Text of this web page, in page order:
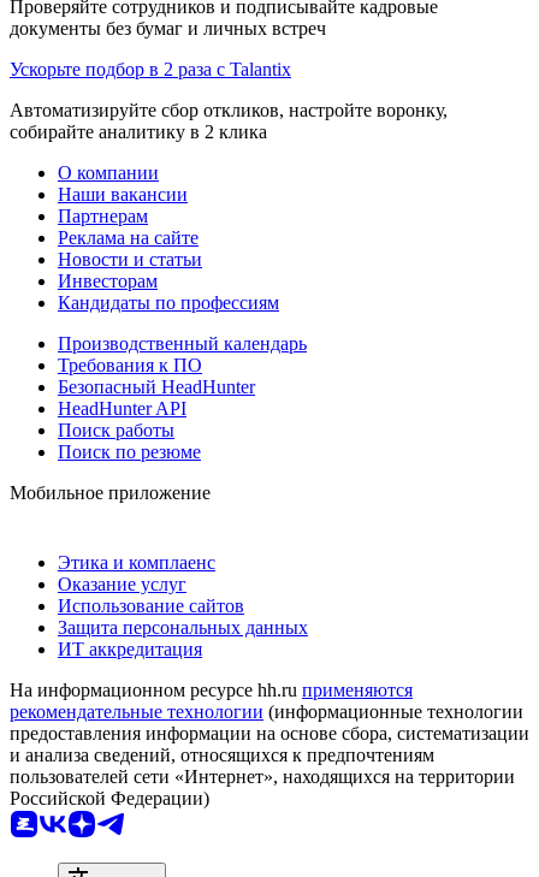
Проверяйте сотрудников и подписывайте кадровые
документы без бумаг и личных встреч
Ускорьте подбор в 2 раза с Talantix
Автоматизируйте сбор откликов, настройте воронку,
собирайте аналитику в 2 клика
О компании
Наши вакансии
Партнерам
Реклама на сайте
Новости и статьи
Инвесторам
Кандидаты по профессиям
Производственный календарь
Требования к ПО
Безопасный HeadHunter
HeadHunter API
Поиск работы
Поиск по резюме
Мобильное приложение
Этика и комплаенс
Оказание услуг
Использование сайтов
Защита персональных данных
ИТ аккредитация
На информационном ресурсе hh.ru применяются
рекомендательные технологии (информационные технологии
предоставления информации на основе сбора, систематизации
и анализа сведений, относящихся к предпочтениям
пользователей сети «Интернет», находящихся на территории
Российской Федерации)